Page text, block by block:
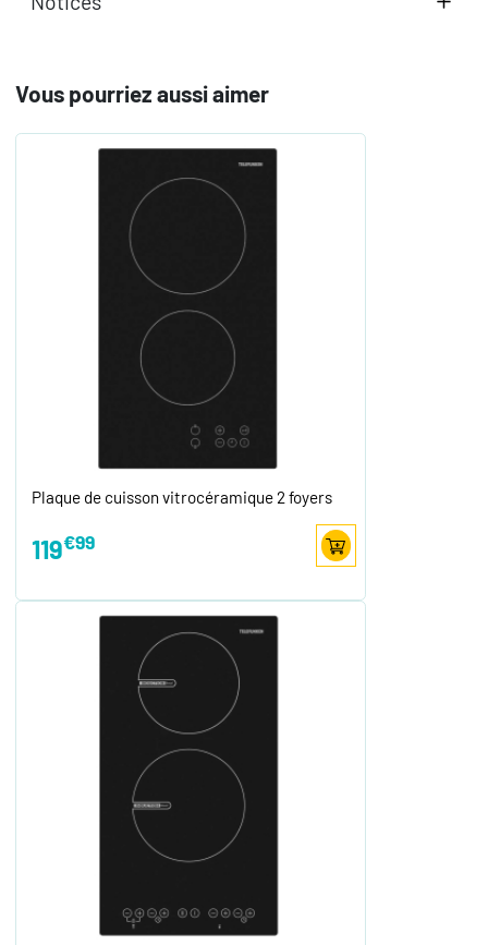
Vous pourriez aussi aimer
Plaque de cuisson vitrocéramique 2 foyers
119€99